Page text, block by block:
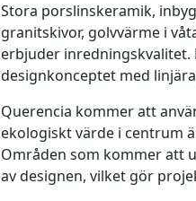
Stora porslinskeramik,
granitskivor, golvvärme i
erbjuder inredningskvalitet.
designkonceptet med
Querencia kommer att
ekologiskt värde i centrum
Områden som kommer att
av designen, vilket gör